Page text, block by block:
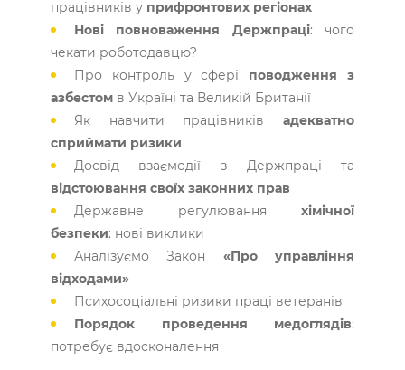
працівників у прифронтових регіонах
Нові повноваження Держпраці: чого
чекати роботодавцю?
Про контроль у сфері поводження з
азбестомв Україні та Великій Британії
Як навчити працівниківадекватно
сприймати ризики
Досвід взаємодії з Держпраці та
відстоювання своїх законних прав
Державне регулюванняхімічної
безпеки: нові виклики
Аналізуємо Закон «Про управління
відходами»
Психосоціальні ризики праці ветеранів
Порядок проведення медоглядів:
потребує вдосконалення